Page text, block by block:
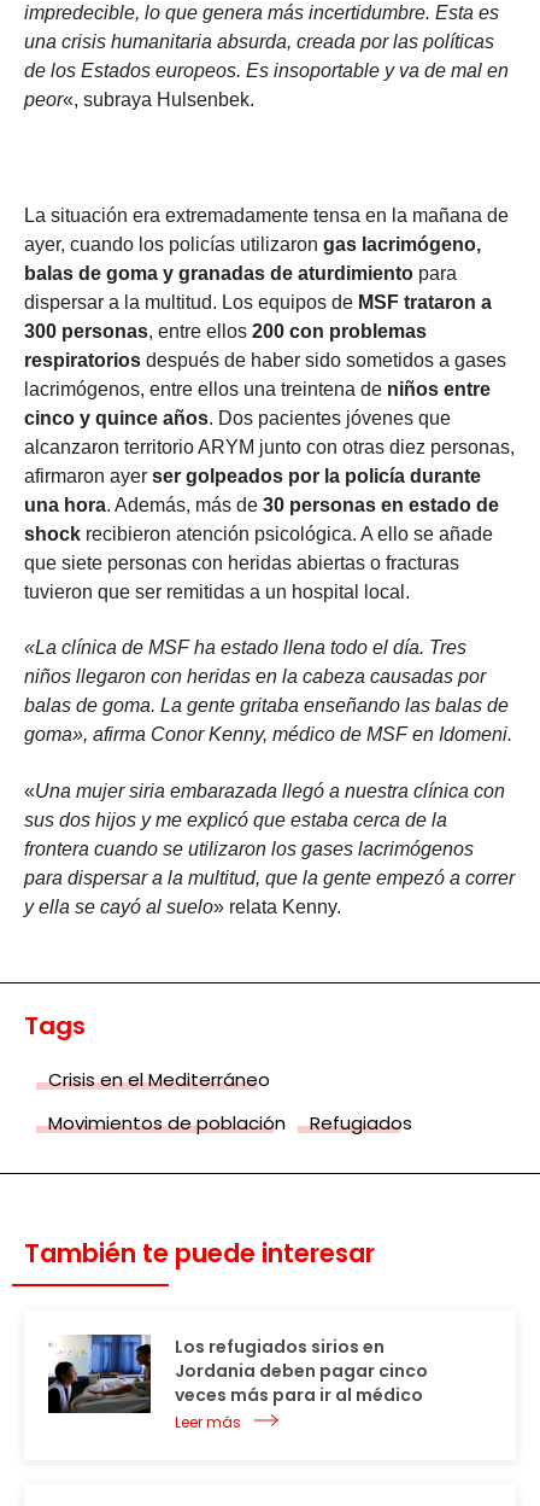
impredecible, lo que genera más incertidumbre. Esta es
una crisis humanitaria absurda, creada por las políticas
de los Estados europeos. Es insoportable y va de mal en
peor«, subraya Hulsenbek.
La situación era extremadamente tensa en la mañana de
ayer, cuando los policías utilizaron gas lacrimógeno,
balas de goma y granadas de aturdimiento para
dispersar a la multitud. Los equipos de MSF trataron a
300 personas, entre ellos 200 con problemas
respiratorios después de haber sido sometidos a gases
lacrimógenos, entre ellos una treintena de niños entre
cinco y quince años. Dos pacientes jóvenes que
alcanzaron territorio ARYM junto con otras diez personas,
afirmaron ayer ser golpeados por la policía durante
una hora. Además, más de 30 personas en estado de
shock recibieron atención psicológica. A ello se añade
que siete personas con heridas abiertas o fracturas
tuvieron que ser remitidas a un hospital local.
«La clínica de MSF ha estado llena todo el día. Tres
niños llegaron con heridas en la cabeza causadas por
balas de goma. La gente gritaba enseñando las balas de
goma», afirma Conor Kenny, médico de MSF en Idomeni.
«Una mujer siria embarazada llegó a nuestra clínica con
sus dos hijos y me explicó que estaba cerca de la
frontera cuando se utilizaron los gases lacrimógenos
para dispersar a la multitud, que la gente empezó a correr
y ella se cayó al suelo» relata Kenny.
Tags
Crisis en el Mediterráneo
Movimientos de población
Refugiados
También te puede interesar
Los refugiados sirios en
Jordania deben pagar cinco
veces más para ir al médico
Leer más